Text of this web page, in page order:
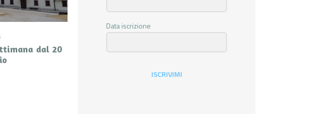
dal 20
Data iscrizione
ISCRIVIMI